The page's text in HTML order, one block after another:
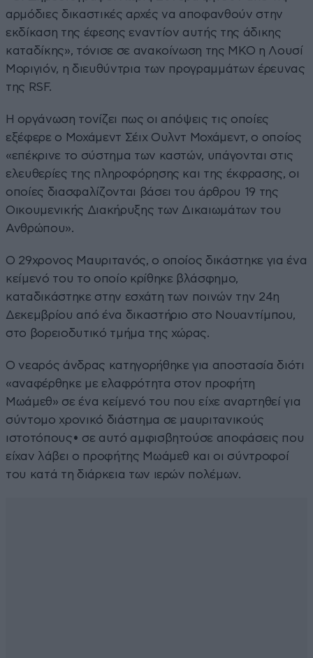
αρμόδιες δικαστικές αρχές να αποφανθούν στην
εκδίκαση της έφεσης εναντίον αυτής της άδικης
καταδίκης», τόνισε σε ανακοίνωση της ΜΚΟ η Λουσί
Μοριγιόν, η διευθύντρια των προγραμμάτων έρευνας
της RSF.
Η οργάνωση τονίζει πως οι απόψεις τις οποίες
εξέφερε ο Μοχάμεντ Σέιχ Ουλντ Μοχάμεντ, ο οποίος
«επέκρινε το σύστημα των καστών, υπάγονται στις
ελευθερίες της πληροφόρησης και της έκφρασης, οι
οποίες διασφαλίζονται βάσει του άρθρου 19 της
Οικουμενικής Διακήρυξης των Δικαιωμάτων του
Ανθρώπου».
Ο 29χρονος Μαυριτανός, ο οποίος δικάστηκε για ένα
κείμενό του το οποίο κρίθηκε βλάσφημο,
καταδικάστηκε στην εσχάτη των ποινών την 24η
Δεκεμβρίου από ένα δικαστήριο στο Νουαντίμπου,
στο βορειοδυτικό τμήμα της χώρας.
Ο νεαρός άνδρας κατηγορήθηκε για αποστασία διότι
«αναφέρθηκε με ελαφρότητα στον προφήτη
Μωάμεθ» σε ένα κείμενό του που είχε αναρτηθεί για
σύντομο χρονικό διάστημα σε μαυριτανικούς
ιστοτόπους• σε αυτό αμφισβητούσε αποφάσεις που
είχαν λάβει ο προφήτης Μωάμεθ και οι σύντροφοί
του κατά τη διάρκεια των ιερών πολέμων.